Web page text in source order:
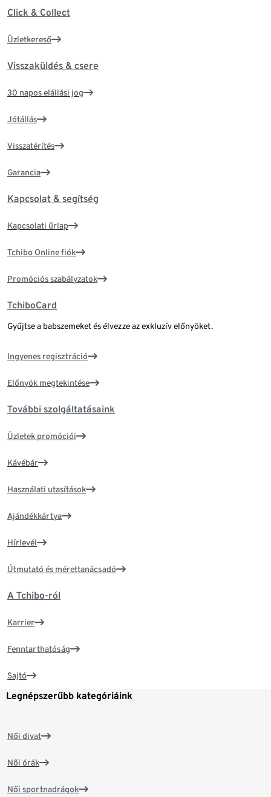
Click & Collect
Üzletkereső
Visszaküldés & csere
30 napos elállási jog
Jótállás
Visszatérítés
Garancia
Kapcsolat & segítség
Kapcsolati űrlap
Tchibo Online fiók
Promóciós szabályzatok
TchiboCard
Gyűjtse a babszemeket és élvezze az exkluzív előnyöket.
Ingyenes regisztráció
Előnyök megtekintése
További szolgáltatásaink
Üzletek promóciói
Kávébár
Használati utasítások
Ajándékkártya
Hírlevél
Útmutató és mérettanácsadó
A Tchibo-ról
Karrier
Fenntarthatóság
Sajtó
Legnépszerűbb kategóriáink
Női divat
Női órák
Női sportnadrágok